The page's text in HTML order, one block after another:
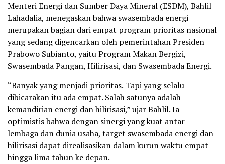
Menteri Energi dan Sumber Daya Mineral (ESDM), Bahlil
Lahadalia, menegaskan bahwa swasembada energi
merupakan bagian dari empat program prioritas nasional
yang sedang digencarkan oleh pemerintahan Presiden
Prabowo Subianto, yaitu Program Makan Bergizi,
Swasembada Pangan, Hilirisasi, dan Swasembada Energi.
“Banyak yang menjadi prioritas. Tapi yang selalu
dibicarakan itu ada empat. Salah satunya adalah
kemandirian energi dan hilirisasi,” ujar Bahlil. Ia
optimistis bahwa dengan sinergi yang kuat antar-
lembaga dan dunia usaha, target swasembada energi dan
hilirisasi dapat direalisasikan dalam kurun waktu empat
hingga lima tahun ke depan.